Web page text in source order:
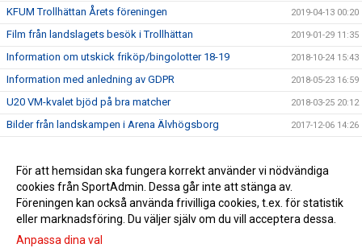
KFUM Trollhättan Årets föreningen 2019-04-13 00:20
Film från landslagets besök i Trollhättan 2019-01-29 11:35
Information om utskick friköp/bingolotter 18-19 2018-10-24 15:43
Information med anledning av GDPR 2018-05-23 16:59
U20 VM-kvalet bjöd på bra matcher 2018-03-25 20:12
Bilder från landskampen i Arena Älvhögsborg 2017-12-06 14:26
Stort tack för igår ! 2017-11-28 16:01
Föreningens gamla matchtröjor i Zambia 2017-10-02 10:49
För att hemsidan ska fungera korrekt använder vi nödvändiga
cookies från SportAdmin. Dessa går inte att stänga av.
Föreningen kan också använda frivilliga cookies, t.ex. för statistik
eller marknadsföring. Du väljer själv om du vill acceptera dessa.
Anpassa dina val